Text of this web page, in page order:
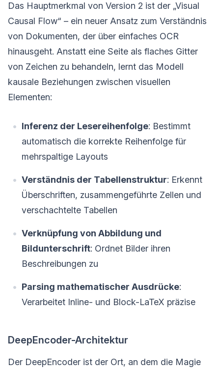
Das Hauptmerkmal von Version 2 ist der „Visual
Causal Flow“ – ein neuer Ansatz zum Verständnis
von Dokumenten, der über einfaches OCR
hinausgeht. Anstatt eine Seite als flaches Gitter
von Zeichen zu behandeln, lernt das Modell
kausale Beziehungen zwischen visuellen
Elementen:
Inferenz der Lesereihenfolge: Bestimmt
automatisch die korrekte Reihenfolge für
mehrspaltige Layouts
Verständnis der Tabellenstruktur: Erkennt
Überschriften, zusammengeführte Zellen und
verschachtelte Tabellen
Verknüpfung von Abbildung und
Bildunterschrift: Ordnet Bilder ihren
Beschreibungen zu
Parsing mathematischer Ausdrücke:
Verarbeitet Inline- und Block-LaTeX präzise
DeepEncoder-Architektur
Der DeepEncoder ist der Ort, an dem die Magie